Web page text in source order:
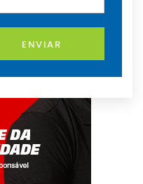
ENVIAR